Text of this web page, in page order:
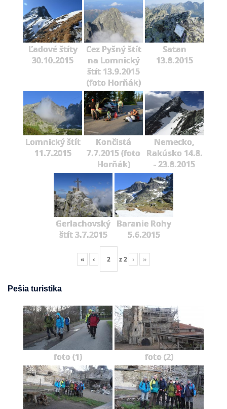
Ľadové štíty
30.10.2015
Cez Pyšný štít
na Lomnický
štít 13.9.2015
(foto Horňák)
Satan
13.8.2015
Lomnický štít
11.7.2015
Končistá
7.7.2015 (foto
Horňák)
Nemecko,
Rakúsko 14.8.
- 23.8.2015
Gerlachovský
štít 3.7.2015
Baranie Rohy
5.6.2015
« ‹ z2 › »
Pešia turistika
foto (1) foto (2)